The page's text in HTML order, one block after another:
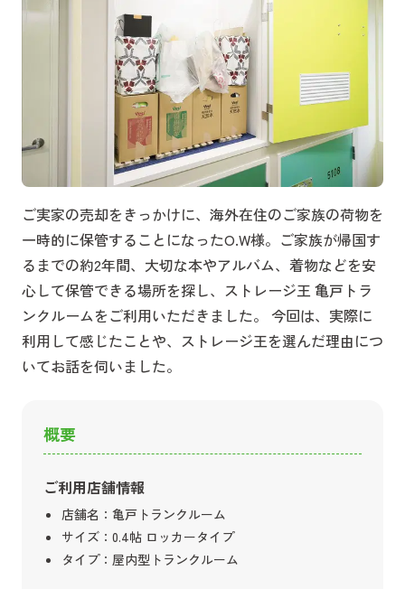
ご実家の売却をきっかけに、海外在住のご家族の荷物を
一時的に保管することになったO.W様。ご家族が帰国す
るまでの約2年間、大切な本やアルバム、着物などを安
心して保管できる場所を探し、ストレージ王 亀戸トラ
ンクルームをご利用いただきました。 今回は、実際に
利用して感じたことや、ストレージ王を選んだ理由につ
いてお話を伺いました。
概要
ご利用店舗情報
店舗名： 亀戸トランクルーム
サイズ： 0.4帖 ロッカータイプ
タイプ： 屋内型トランクルーム